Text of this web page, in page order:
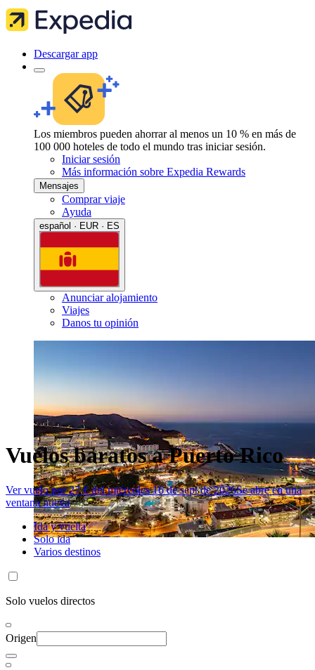
Descargar app
Los miembros pueden ahorrar al menos un 10 % en más de
100 000 hoteles de todo el mundo tras iniciar sesión.
Iniciar sesión
Más información sobre Expedia Rewards
Mensajes
Comprar viaje
Ayuda
español · EUR · ES
Anunciar alojamiento
Viajes
Danos tu opinión
Vuelos baratos a Puerto Rico
Ver vuelo por 27 € del miércoles 16 de sept de 2026Se abre en una
ventana nueva
Ida y vuelta
Solo ida
Varios destinos
Solo vuelos directos
Origen